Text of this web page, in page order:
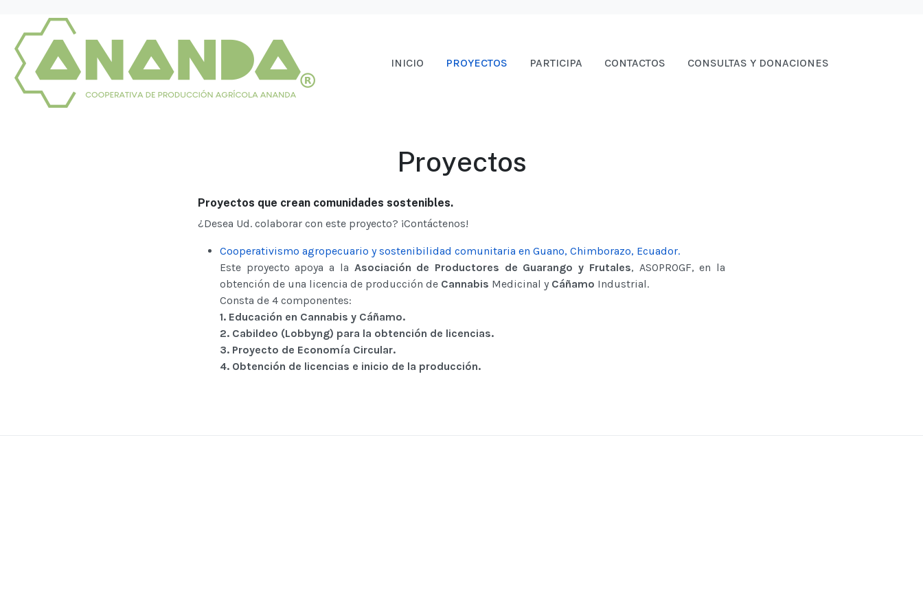
INICIO PROYECTOS PARTICIPA CONTACTOS CONSULTAS Y DONACIONES
Proyectos
Proyectos que crean comunidades sostenibles.
¿Desea Ud. colaborar con este proyecto? ¡Contáctenos!
Cooperativismo agropecuario y sostenibilidad comunitaria en Guano, Chimborazo, Ecuador.
Este proyecto apoya a la Asociación de Productores de Guarango y Frutales, ASOPROGF, en la
obtención de una licencia de producción de Cannabis Medicinal y Cáñamo Industrial.
Consta de 4 componentes:
1. Educación en Cannabis y Cáñamo.
2. Cabildeo (Lobbyng) para la obtención de licencias.
3. Proyecto de Economía Circular.
4. Obtención de licencias e inicio de la producción.